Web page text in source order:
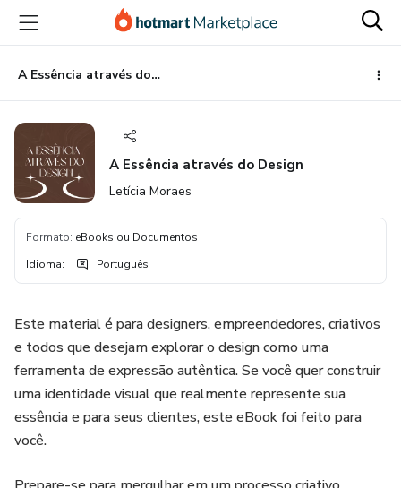
para
conteúdo
principal
para
pagamento
para
rodapé
A Essência através do Design
A Essência através do Design
Letícia Moraes
Formato: eBooks ou Documentos
Idioma: Português
Este material é para designers, empreendedores, criativos
e todos que desejam explorar o design como uma
ferramenta de expressão autêntica. Se você quer construir
uma identidade visual que realmente represente sua
essência e para seus clientes, este eBook foi feito para
você.